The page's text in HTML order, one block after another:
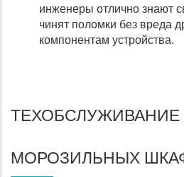
инженеры отлично знают
чинят поломки без вреда
компонентам устройства.
ТЕХОБСЛУЖИВАНИЕ
МОРОЗИЛЬНЫХ